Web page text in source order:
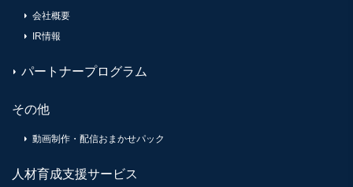
会社概要
IR情報
パートナープログラム
その他
動画制作・配信おまかせパック
人材育成支援サービス